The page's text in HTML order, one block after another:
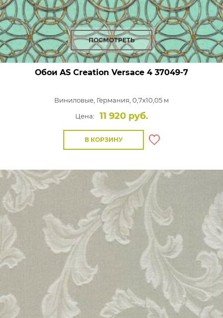
ПОСМОТРЕТЬ
Обои AS Creation Versace 4 37049-7
Виниловые, Германия, 0,7x10,05 м
Цена:
11 920 руб.
В КОРЗИНУ